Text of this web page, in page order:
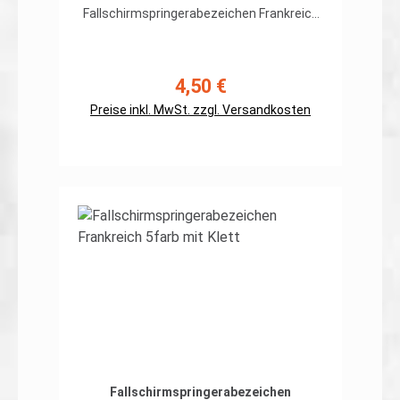
Fallschirmspringerabezeichen Frankreich
55mmPreis gilt für ein Patch.Erhältlich
auch mit Klett auf der Rückseite
Regulärer Preis:
4,50 €
Preise inkl. MwSt. zzgl. Versandkosten
In den Warenkorb
Fallschirmspringerabezeichen